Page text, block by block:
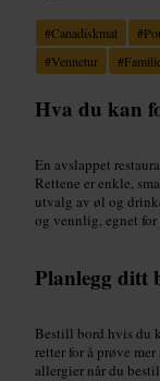
#Canadiskmat #
#Vennetur #
Hva du kan
En avslappet
Rettene er enkle,
utvalg av øl og
og vennlig, egnet
Planlegg ditt
Bestill bord hvis du
retter for å prøve
allergier når du